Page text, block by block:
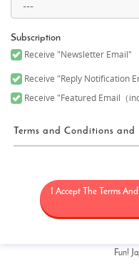
Subscription
Receive "Newsletter Email"
Receive "Reply Notification
Receive "Featured Email（
Terms and Conditions and
「FUN! JAPAN」とは、日
など）を紹介することに
的として、Fun! Japanウ
含むサービス、本サイト
I Accept The Terms
Fun!